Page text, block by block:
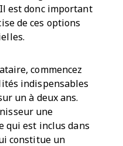
est donc important
de ces options
commencez
indispensables
un à deux ans.
une
qui est inclus dans
constitue un